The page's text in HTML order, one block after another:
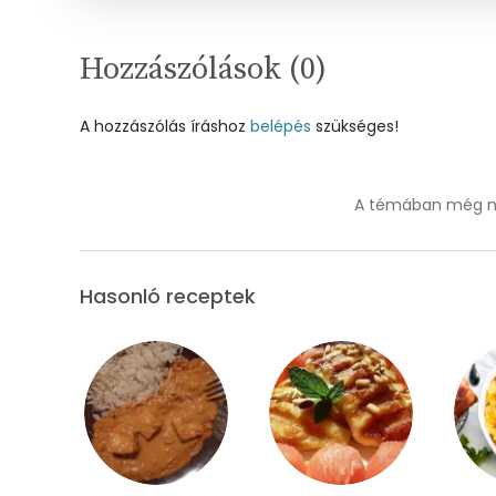
Foszfor
Nátrium
Réz
Mangán
Szénhidrát
Hozzászólások (0)
A hozzászólás íráshoz belépés szükséges!
A témában még
Hasonló receptek